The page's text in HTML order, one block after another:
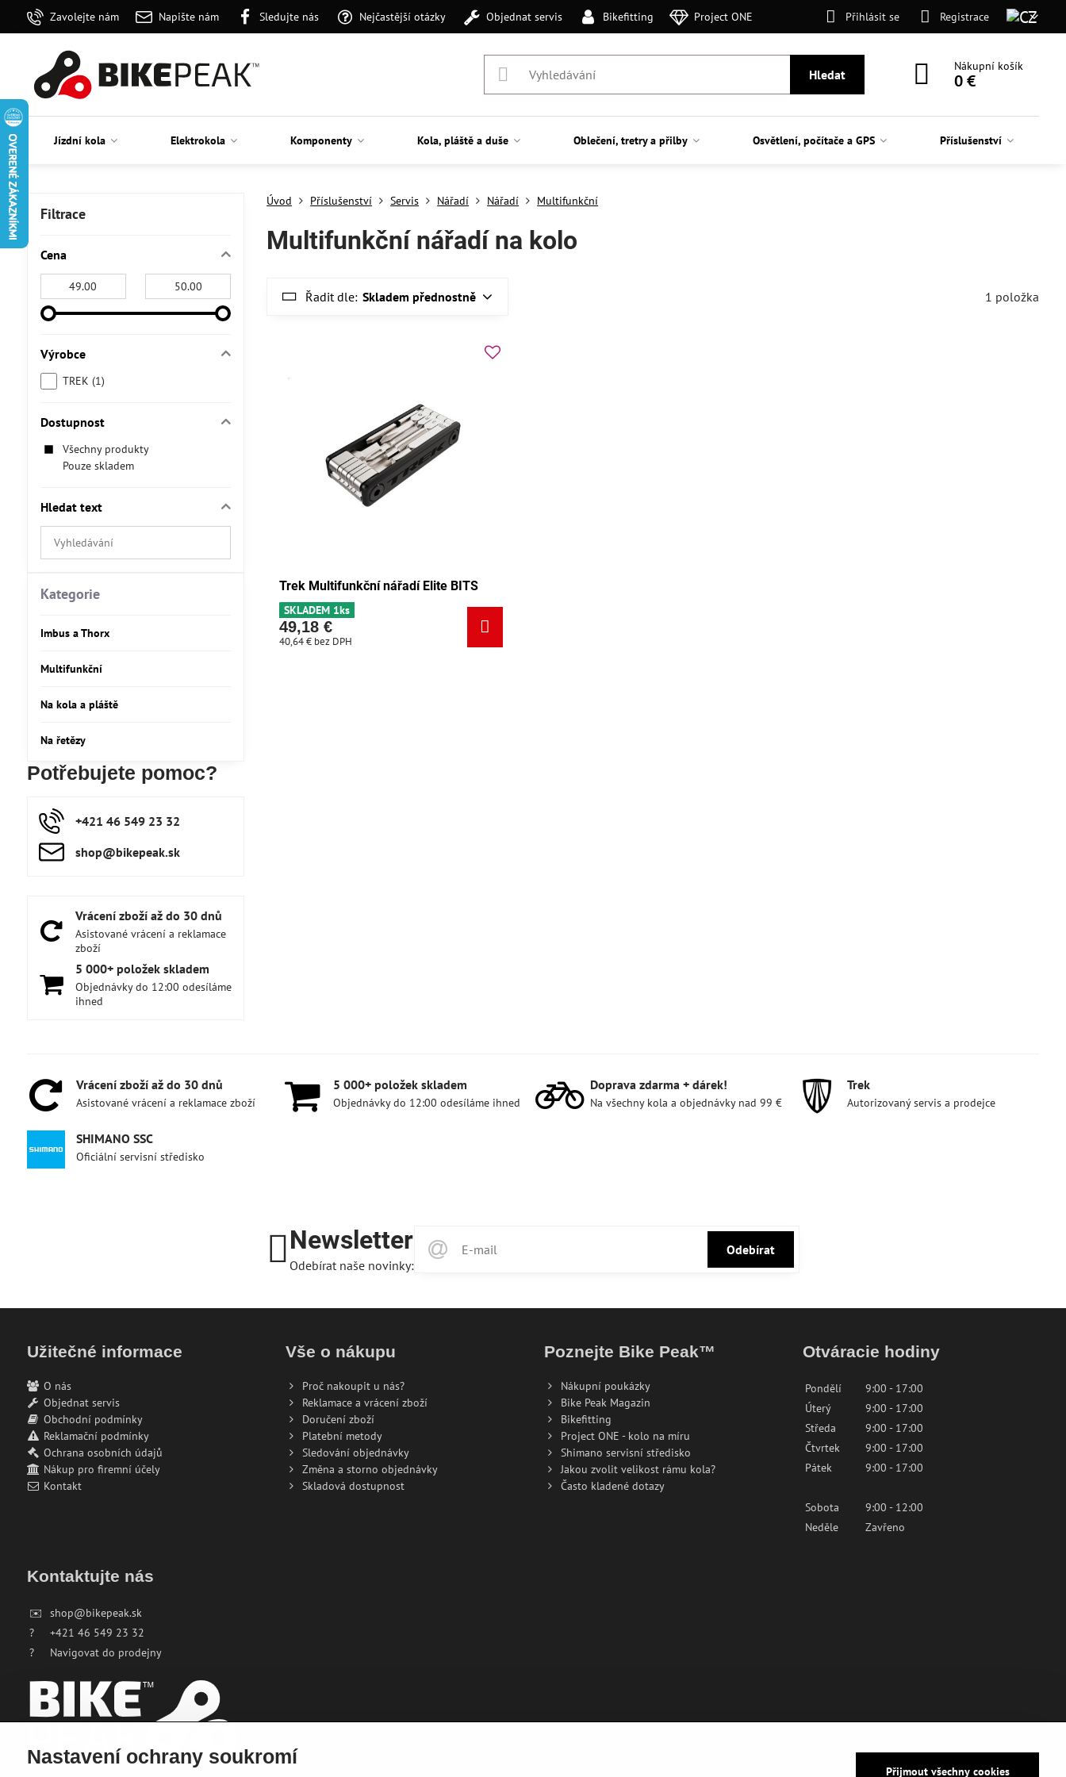
Zavolejte nám Napište nám Sledujte nás Nejčastější otázky Objednat servis Bikefitting Project ONE Přihlásit se Registrace
Hledat
Nákupní košík
0 €
Jízdní kola Elektrokola Komponenty Kola, pláště a duše Oblečení, tretry a přilby Osvětlení, počítače a GPS Příslušenství
Úvod Příslušenství Servis Nářadí Nářadí Multifunkční
Multifunkční nářadí na kolo
Řadit dle: Skladem přednostně 1 položka
Trek Multifunkční nářadí Elite BITS
SKLADEM 1ks
49,18 €
40,64 € bez DPH
Filtrace
Cena
Výrobce
TREK (1)
Dostupnost
Všechny produkty
Pouze skladem
Hledat text
Prohledat
výsledky
fulltextem
Potřebujete pomoc?
+421 46 549 23 32
shop​@bikepeak​.sk
Vrácení zboží až do 30 dnů
Asistované vrácení a reklamace
zboží
5 000+ položek skladem
Objednávky do 12:00 odesíláme
ihned
Kategorie
Imbus a Thorx
Multifunkční
Na kola a pláště
Na řetězy
Vrácení zboží až do 30 dnů
Asistované vrácení a reklamace zboží
5 000+ položek skladem
Objednávky do 12:00 odesíláme ihned
Doprava zdarma + dárek!
Na všechny kola a objednávky nad 99 €
Trek
Autorizovaný servis a prodejce
SHIMANO SSC
Oficiální servisní středisko
Newsletter
Odebírat naše novinky:
Odebírat
Užitečné informace
O nás
Objednat servis
Obchodní podmínky
Reklamační podmínky
Ochrana osobních údajů
Nákup pro firemní účely
Kontakt
Vše o nákupu
Proč nakoupit u nás?
Reklamace a vrácení zboží
Doručení zboží
Platební metody
Sledování objednávky
Změna a storno objednávky
Skladová dostupnost
Poznejte Bike Peak™
Nákupní poukázky
Bike Peak Magazin
Bikefitting
Project ONE - kolo na míru
Shimano servisní středisko
Jakou zvolit velikost rámu kola?
Často kladené dotazy
Otváracie hodiny
Pondělí
9:00 - 17:00
Úterý
9:00 - 17:00
Středa
9:00 - 17:00
Čtvrtek
9:00 - 17:00
Pátek
9:00 - 17:00
Sobota
9:00 - 12:00
Neděle
Zavřeno
Kontaktujte nás
✉️
shop@bikepeak.sk
?
+421 46 549 23 32
?
Navigovat do prodejny
Nastavení ochrany soukromí
Přijmout všechny cookies